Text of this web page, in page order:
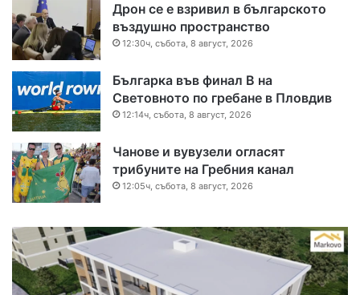
Дрон се е взривил в българското
въздушно пространство
12:30ч, събота, 8 август, 2026
Българка във финал B на
Световното по гребане в Пловдив
12:14ч, събота, 8 август, 2026
Чанове и вувузели огласят
трибуните на Гребния канал
12:05ч, събота, 8 август, 2026